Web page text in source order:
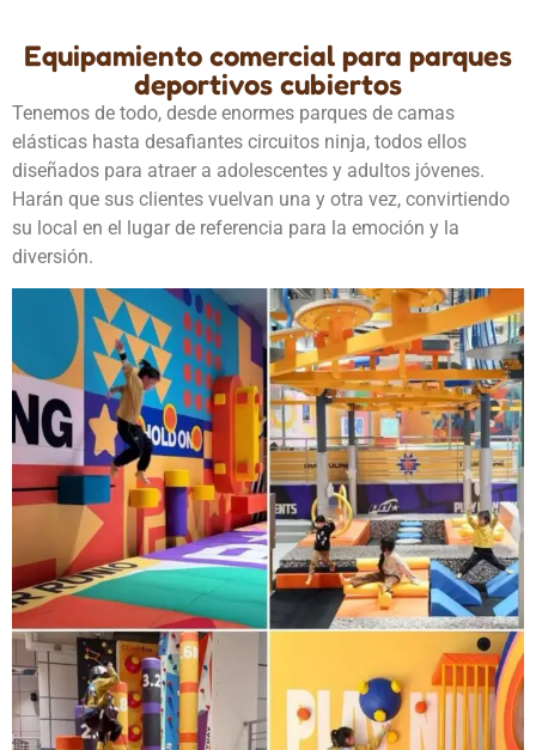
Equipamiento comercial para parques
deportivos cubiertos
Tenemos de todo, desde enormes parques de camas
elásticas hasta desafiantes circuitos ninja, todos ellos
diseñados para atraer a adolescentes y adultos jóvenes.
Harán que sus clientes vuelvan una y otra vez, convirtiendo
su local en el lugar de referencia para la emoción y la
diversión.